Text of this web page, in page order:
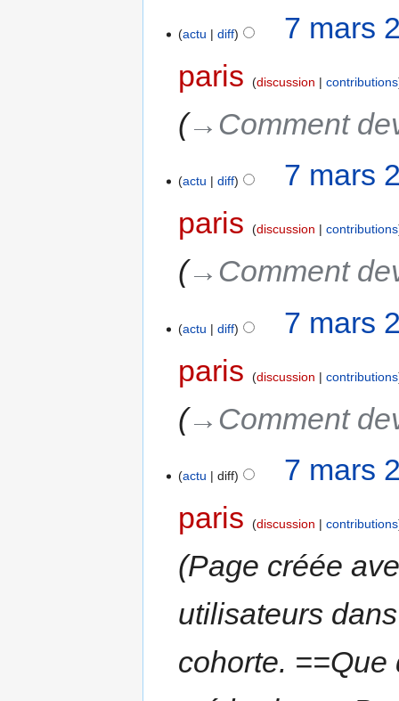
actu diff
7 mars
paris
discussion contributions
→‎Comment
actu diff
7 mars
paris
discussion contributions
→‎Comment
actu diff
7 mars
paris
discussion contributions
→‎Comment
actu diff
7 mars
paris
discussion contributions
Page créée
utilisateurs
cohorte.